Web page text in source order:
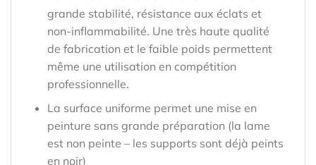
grande stabilité, résistance aux éclats et
non-inflammabilité. Une très haute qualité
de fabrication et le faible poids permettent
même une utilisation en compétition
professionnelle.
La surface uniforme permet une mise en
peinture sans grande préparation (la lame
est non peinte – les supports sont déjà peints
en noir)